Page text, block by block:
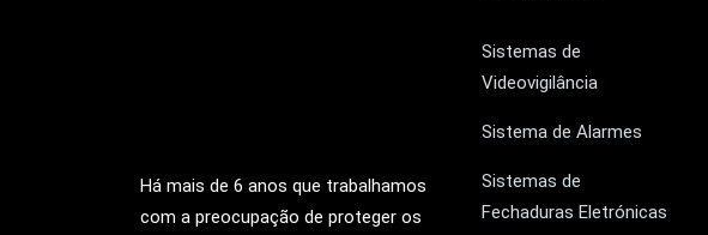
Há mais de 6 anos que trabalhamos
com a preocupação de proteger os
Sistemas de
Videovigilância
Sistema de Alarmes
Sistemas de
Fechaduras Eletrónicas